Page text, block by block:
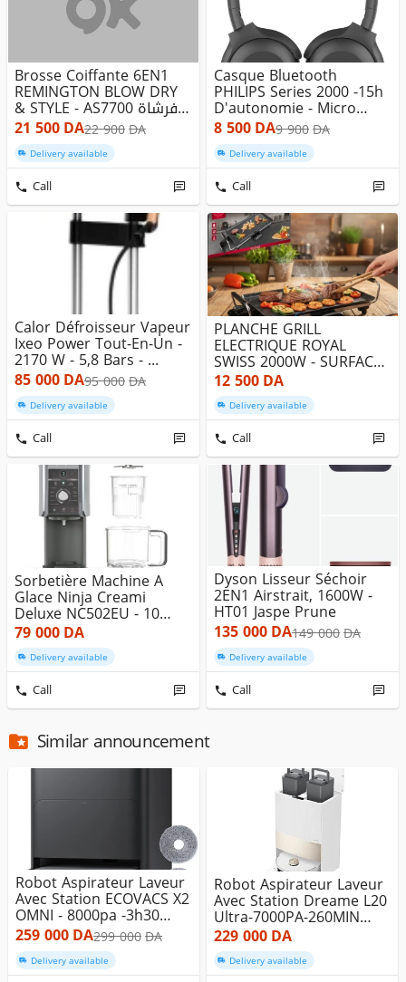
Brosse Coiffante 6EN1
REMINGTON BLOW DRY
& STYLE - AS7700 فرشاة
تصفيف
21 500DA22 900DA
Delivery available
Call
Casque Bluetooth
PHILIPS Series 2000 -15h
D'autonomie - Micro
Integre ...
8 500DA9 900DA
Delivery available
Call
Calor Défroisseur Vapeur
Ixeo Power Tout-En-Un -
2170 W - 5,8 Bars - ...
85 000DA95 000DA
Delivery available
Call
PLANCHE GRILL
ELECTRIQUE ROYAL
SWISS 2000W - SURFACE
ANTIADHESIVE - TH...
12 500DA
Delivery available
Call
Sorbetière Machine A
Glace Ninja Creami
Deluxe NC502EU - 10
Programmes...
79 000DA
Delivery available
Call
Dyson Lisseur Séchoir
2EN1 Airstrait, 1600W -
HT01 Jaspe Prune
135 000DA149 000DA
Delivery available
Call
Similar announcement
Robot Aspirateur Laveur
Avec Station ECOVACS X2
OMNI - 8000pa -3h30
Au...
259 000DA299 000DA
Delivery available
Robot Aspirateur Laveur
Avec Station Dreame L20
Ultra-7000PA-260MIN
Au...
229 000DA
Delivery available